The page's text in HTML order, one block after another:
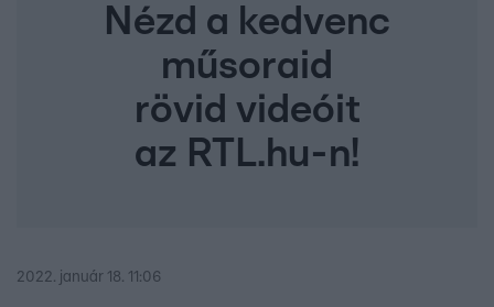
Nézd a kedvenc
műsoraid
rövid videóit
az RTL.hu-n!
2022. január 18. 11:06